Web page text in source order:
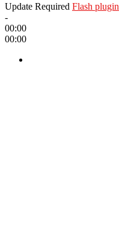
Update Required Flash plugin
-
00:00
00:00